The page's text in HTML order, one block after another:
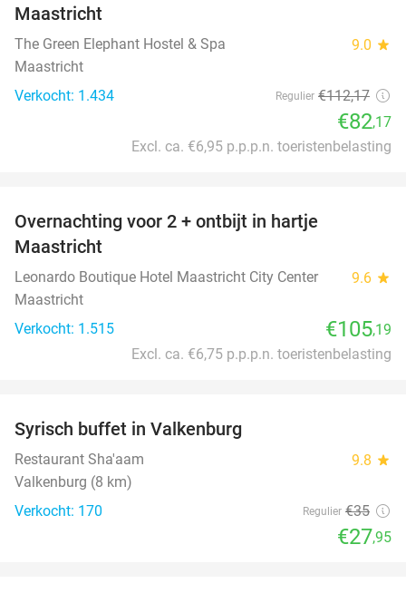
Maastricht
The Green Elephant Hostel & Spa 9.0 star
Maastricht
Verkocht: 1.434
Regulier €112,17
€82,17
Excl. ca. €6,95 p.p.p.n. toeristenbelasting
Overnachting voor 2 + ontbijt in hartje
Maastricht
Leonardo Boutique Hotel Maastricht City Center 9.6 star
Maastricht
Verkocht: 1.515
€105,19
Excl. ca. €6,75 p.p.p.n. toeristenbelasting
Syrisch buffet in Valkenburg
Restaurant Sha'aam 9.8 star
Valkenburg (8 km)
Verkocht: 170
Regulier €35
€27,95